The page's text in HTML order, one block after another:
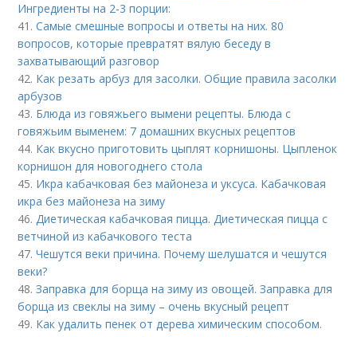
Ингредиенты на 2-3 порции:
41.Самые смешные вопросы и ответы на них. 80
вопросов, которые превратят вялую беседу в
захватывающий разговор
42. Как резать арбуз для засолки. Общие правила засолки
арбузов
43. Блюда из говяжьего вымени рецепты. Блюда с
говяжьим выменем: 7 домашних вкусных рецептов
44. Как вкусно приготовить цыплят корнишоны. Цыпленок
корнишон для новогоднего стола
45. Икра кабачковая без майонеза и уксуса. Кабачковая
икра без майонеза на зиму
46.Диетическая кабачковая пицца. Диетическая пицца с
ветчиной из кабачкового теста
47.Чешутся веки причина. Почему шелушатся и чешутся
веки?
48.Заправка для борща на зиму из овощей. Заправка для
борща из свеклы на зиму – очень вкусный рецепт
49. Как удалить пенек от дерева химическим способом.